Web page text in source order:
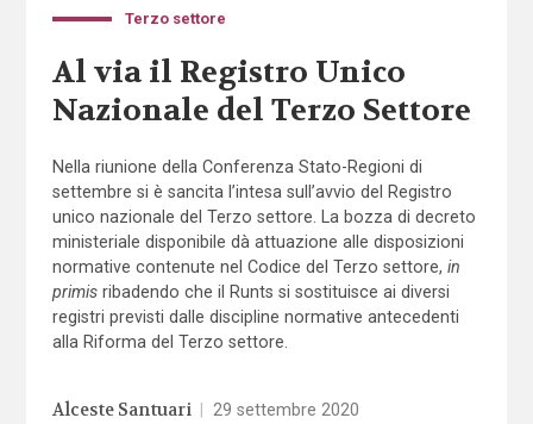
Terzo settore
Al via il Registro Unico
Nazionale del Terzo Settore
Nella riunione della Conferenza Stato-Regioni di
settembre si è sancita l’intesa sull’avvio del Registro
unico nazionale del Terzo settore. La bozza di decreto
ministeriale disponibile dà attuazione alle disposizioni
normative contenute nel Codice del Terzo settore, in
primisribadendo che il Runts si sostituisce ai diversi
registri previsti dalle discipline normative antecedenti
alla Riforma del Terzo settore.
Alceste Santuari 29 settembre 2020